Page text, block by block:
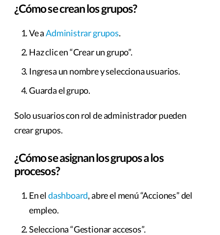
¿Cómo se crean los grupos?
Ve aAdministrar grupos.
Haz clic en “Crear un grupo”.
Ingresa un nombre y selecciona usuarios.
Guarda el grupo.
Solo usuarios con rol de administrador pueden
crear grupos.
¿Cómo se asignan los grupos a los
procesos?
En eldashboard, abre el menú “Acciones” del
empleo.
Selecciona “Gestionar accesos”.